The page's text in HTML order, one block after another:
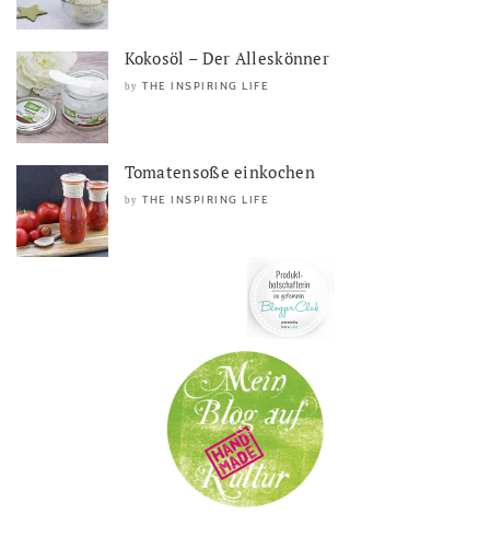
Kokosöl – Der Alleskönner
by THE INSPIRING LIFE
Tomatensoße einkochen
by THE INSPIRING LIFE